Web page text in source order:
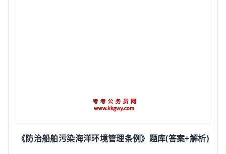
《防治船舶污染海洋环境管理条例》题库(答案+解析)